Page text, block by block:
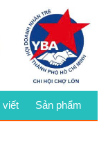
viết Sản phẩm